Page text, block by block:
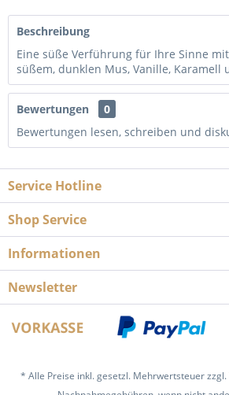
Beschreibung
Eine süße Verführung für Ihre Sinne
süßem, dunklen Mus, Vanille, Karamell
Bewertungen
0
Bewertungen lesen, schreiben und
Service Hotline
Shop Service
Informationen
Newsletter
* Alle Preise inkl. gesetzl. Mehrwertsteuer zzgl.